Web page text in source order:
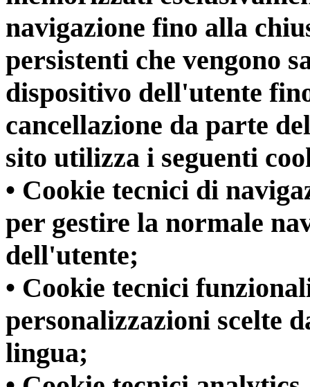
navigazione fino alla
persistenti che vengono
dispositivo dell'utente
cancellazione da parte
sito utilizza i seguenti
• Cookie tecnici di
per gestire la normale
dell'utente;
• Cookie tecnici
personalizzazioni scelte
lingua;